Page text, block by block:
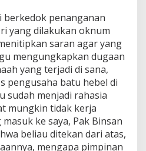
penanganan
yang dilakukan oknum
saran agar yang
mengungkapkan dugaan
yang terjadi di sana,
pengusaha batu hebel di
sudah menjadi rahasia
mungkin tidak kerja
ke saya, Pak Binsan
beliau ditekan dari atas,
mengapa pimpinan